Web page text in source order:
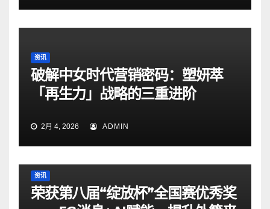
资讯
破解中女时代营销密码：塑妍萃
「再生力」战略的三重进阶
2月 4, 2026 ADMIN
资讯
荣获第八届“绽放杯”全国赛优秀奖